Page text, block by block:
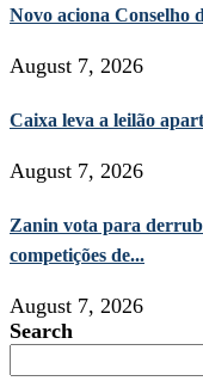
Novo aciona Conselho
August 7, 2026
Caixa leva a leilão
August 7, 2026
Zanin vota para
competições de...
August 7, 2026
Search